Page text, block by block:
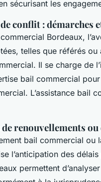
sécurisant les
de conflit : démarches
Bordeaux,
telles que référés
Il se charge de
bail commercial
L’assistance bail
renouvellements
bail commercial ou
l’anticipation des
permettent